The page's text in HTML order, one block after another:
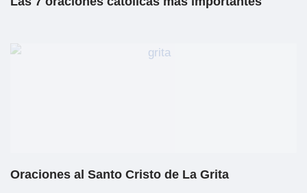
Oraciones al Santo Cristo de La Grita